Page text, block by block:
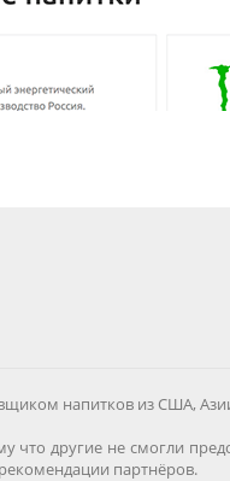
напитков из США,
что другие не смогли
партнёров.